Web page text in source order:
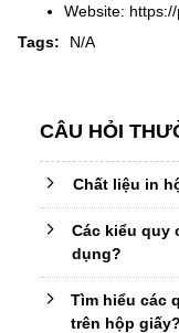
Website:
Tags:
N/A
CÂU HỎI
Chất liệu in
Các kiểu quy
dụng?
Tìm hiểu các
trên hộp giấy?